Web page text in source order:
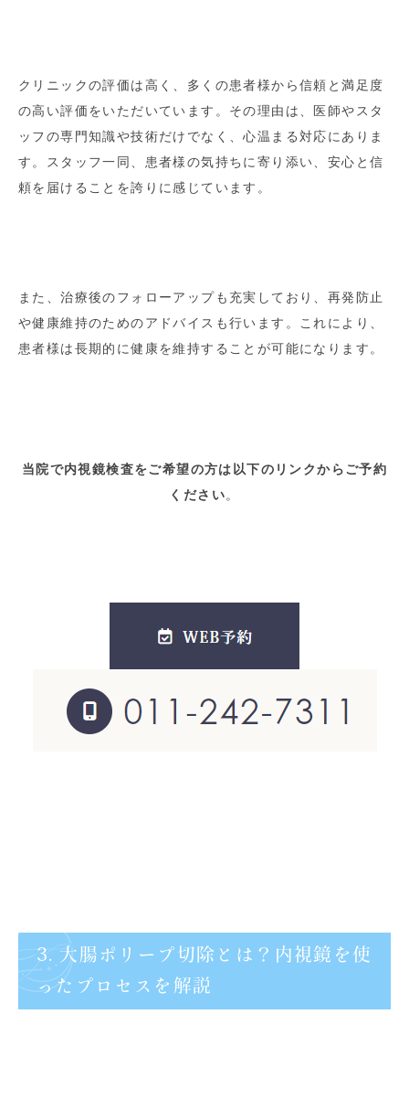
クリニックの評価は高く、多くの患者様から信頼と満足度
の高い評価をいただいています。その理由は、医師やスタ
ッフの専門知識や技術だけでなく、心温まる対応にありま
す。スタッフ一同、患者様の気持ちに寄り添い、安心と信
頼を届けることを誇りに感じています。
また、治療後のフォローアップも充実しており、再発防止
や健康維持のためのアドバイスも行います。これにより、
患者様は長期的に健康を維持することが可能になります。
当院で内視鏡検査をご希望の方は以下のリンクからご予約
ください。
3. 大腸ポリープ切除とは？内視鏡を使
ったプロセスを解説